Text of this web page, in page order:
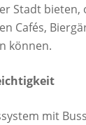
Stadt bieten,
Cafés,
können.
mit